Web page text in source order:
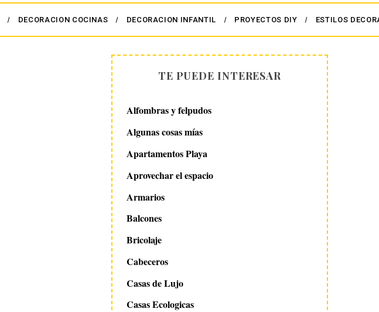
DECORACION COCINAS DECORACION INFANTIL PROYECTOS DIY ESTILOS
TE PUEDE INTERESAR
Alfombras y felpudos
Algunas cosas mías
Apartamentos Playa
Aprovechar el espacio
Armarios
Balcones
Bricolaje
Cabeceros
Casas de Lujo
Casas Ecologicas